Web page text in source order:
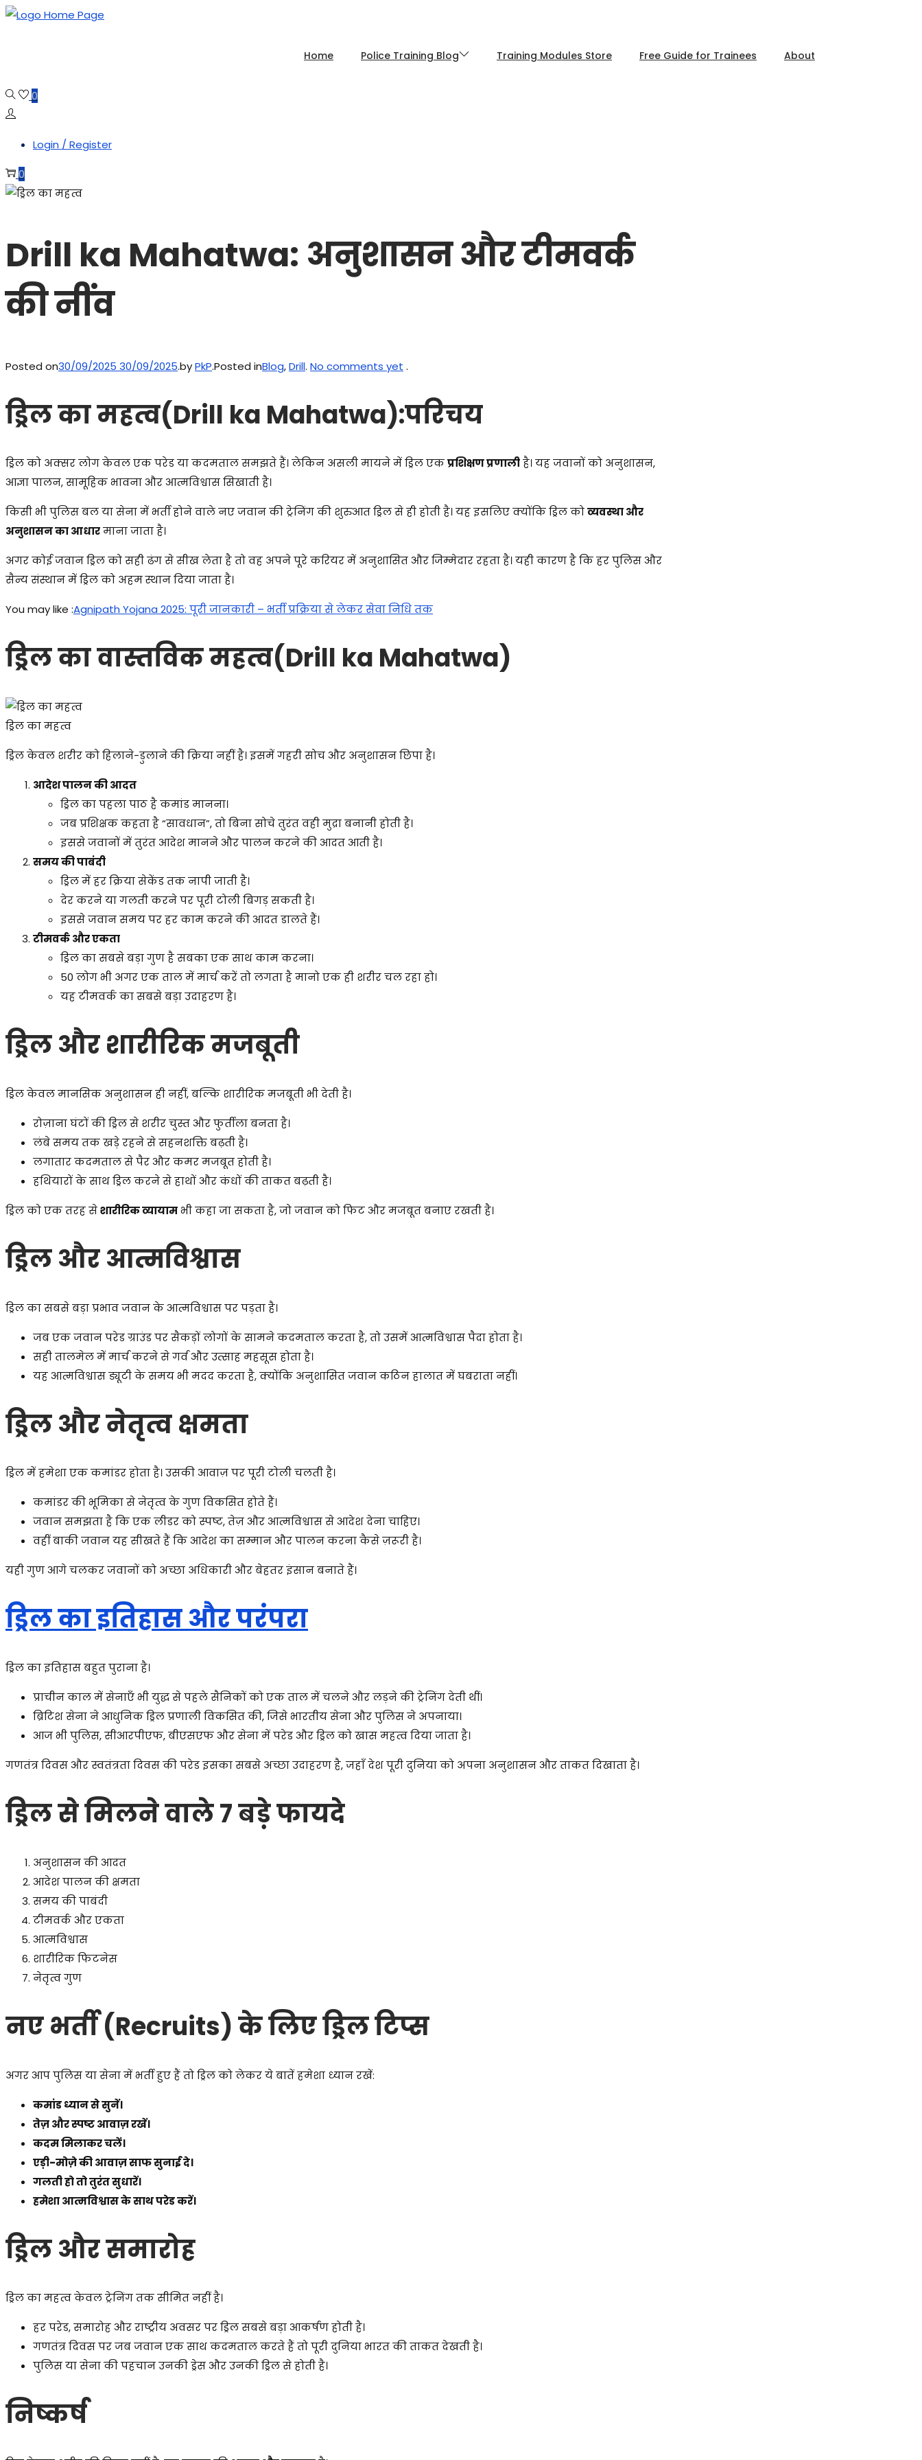
Skip
Skip
Home Police Training Blog Training Modules Store Free Guide for Trainees About
0
Login / Register
0
Drill ka Mahatwa: अनुशासन और टीमवर्क
की नींव
Posted on30/09/2025 30/09/2025.byPkP.Posted inBlog,Drill. No comments yet .
ड्रिल का महत्व(Drill ka Mahatwa):परिचय
ड्रिल को अक्सर लोग केवल एक परेड या कदमताल समझते हैं। लेकिन असली मायने में ड्रिल एकप्रशिक्षण प्रणालीहै। यह जवानों को अनुशासन,
आज्ञा पालन, सामूहिक भावना और आत्मविश्वास सिखाती है।
किसी भी पुलिस बल या सेना में भर्ती होने वाले नए जवान की ट्रेनिंग की शुरुआत ड्रिल से ही होती है। यह इसलिए क्योंकि ड्रिल कोव्यवस्था और
अनुशासन का आधारमाना जाता है।
अगर कोई जवान ड्रिल को सही ढंग से सीख लेता है तो वह अपने पूरे करियर में अनुशासित और जिम्मेदार रहता है। यही कारण है कि हर पुलिस और
सैन्य संस्थान में ड्रिल को अहम स्थान दिया जाता है।
You may like :Agnipath Yojana 2025: पूरी जानकारी – भर्ती प्रक्रिया से लेकर सेवा निधि तक
ड्रिल का वास्तविक महत्व(Drill ka Mahatwa)
ड्रिल का महत्व
ड्रिल केवल शरीर को हिलाने-डुलाने की क्रिया नहीं है। इसमें गहरी सोच और अनुशासन छिपा है।
आदेश पालन की आदत
ड्रिल का पहला पाठ है कमांड मानना।
जब प्रशिक्षक कहता है “सावधान”, तो बिना सोचे तुरंत वही मुद्रा बनानी होती है।
इससे जवानों में तुरंत आदेश मानने और पालन करने की आदत आती है।
समय की पाबंदी
ड्रिल में हर क्रिया सेकेंड तक नापी जाती है।
देर करने या गलती करने पर पूरी टोली बिगड़ सकती है।
इससे जवान समय पर हर काम करने की आदत डालते हैं।
टीमवर्क और एकता
ड्रिल का सबसे बड़ा गुण है सबका एक साथ काम करना।
50 लोग भी अगर एक ताल में मार्च करें तो लगता है मानो एक ही शरीर चल रहा हो।
यह टीमवर्क का सबसे बड़ा उदाहरण है।
ड्रिल और शारीरिक मजबूती
ड्रिल केवल मानसिक अनुशासन ही नहीं, बल्कि शारीरिक मजबूती भी देती है।
रोज़ाना घंटों की ड्रिल से शरीर चुस्त और फुर्तीला बनता है।
लंबे समय तक खड़े रहने से सहनशक्ति बढ़ती है।
लगातार कदमताल से पैर और कमर मजबूत होती है।
हथियारों के साथ ड्रिल करने से हाथों और कंधों की ताकत बढ़ती है।
ड्रिल को एक तरह सेशारीरिक व्यायामभी कहा जा सकता है, जो जवान को फिट और मजबूत बनाए रखती है।
ड्रिल और आत्मविश्वास
ड्रिल का सबसे बड़ा प्रभाव जवान के आत्मविश्वास पर पड़ता है।
जब एक जवान परेड ग्राउंड पर सैकड़ों लोगों के सामने कदमताल करता है, तो उसमें आत्मविश्वास पैदा होता है।
सही तालमेल में मार्च करने से गर्व और उत्साह महसूस होता है।
यह आत्मविश्वास ड्यूटी के समय भी मदद करता है, क्योंकि अनुशासित जवान कठिन हालात में घबराता नहीं।
ड्रिल और नेतृत्व क्षमता
ड्रिल में हमेशा एक कमांडर होता है। उसकी आवाज़ पर पूरी टोली चलती है।
कमांडर की भूमिका से नेतृत्व के गुण विकसित होते हैं।
जवान समझता है कि एक लीडर को स्पष्ट, तेज़ और आत्मविश्वास से आदेश देना चाहिए।
वहीं बाकी जवान यह सीखते हैं कि आदेश का सम्मान और पालन करना कैसे ज़रूरी है।
यही गुण आगे चलकर जवानों को अच्छा अधिकारी और बेहतर इंसान बनाते हैं।
ड्रिल का इतिहास और परंपरा
ड्रिल का इतिहास बहुत पुराना है।
प्राचीन काल में सेनाएँ भी युद्ध से पहले सैनिकों को एक ताल में चलने और लड़ने की ट्रेनिंग देती थीं।
ब्रिटिश सेना ने आधुनिक ड्रिल प्रणाली विकसित की, जिसे भारतीय सेना और पुलिस ने अपनाया।
आज भी पुलिस, सीआरपीएफ, बीएसएफ और सेना में परेड और ड्रिल को खास महत्व दिया जाता है।
गणतंत्र दिवस और स्वतंत्रता दिवस की परेड इसका सबसे अच्छा उदाहरण है, जहाँ देश पूरी दुनिया को अपना अनुशासन और ताकत दिखाता है।
ड्रिल से मिलने वाले 7 बड़े फायदे
अनुशासन की आदत
आदेश पालन की क्षमता
समय की पाबंदी
टीमवर्क और एकता
आत्मविश्वास
शारीरिक फिटनेस
नेतृत्व गुण
नए भर्ती (Recruits) के लिए ड्रिल टिप्स
अगर आप पुलिस या सेना में भर्ती हुए हैं तो ड्रिल को लेकर ये बातें हमेशा ध्यान रखें:
कमांड ध्यान से सुनें।
तेज़ और स्पष्ट आवाज़ रखें।
कदम मिलाकर चलें।
एड़ी-मोज़े की आवाज़ साफ सुनाई दे।
गलती हो तो तुरंत सुधारें।
हमेशा आत्मविश्वास के साथ परेड करें।
ड्रिल और समारोह
ड्रिल का महत्व केवल ट्रेनिंग तक सीमित नहीं है।
हर परेड, समारोह और राष्ट्रीय अवसर पर ड्रिल सबसे बड़ा आकर्षण होती है।
गणतंत्र दिवस पर जब जवान एक साथ कदमताल करते हैं तो पूरी दुनिया भारत की ताकत देखती है।
पुलिस या सेना की पहचान उनकी ड्रेस और उनकी ड्रिल से होती है।
निष्कर्ष